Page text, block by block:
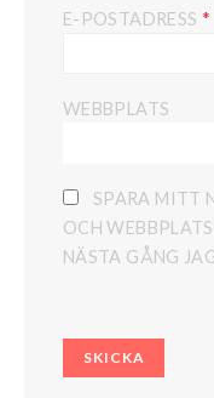
E-POSTADRESS *
WEBBPLATS
SPARA MITT
OCH
NÄSTA GÅNG